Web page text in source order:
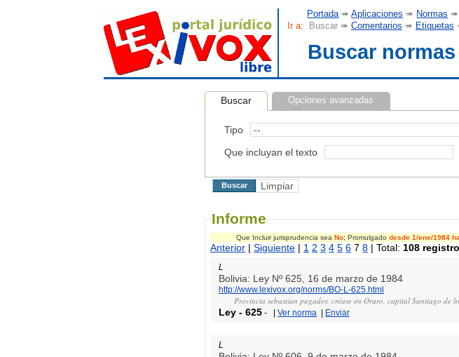
Portada ➠Aplicaciones ➠ Normas ➠
Ir a: Buscar ➠ Comentarios ➠ Etiquetas
Buscar normas
Buscar Opciones avanzadas
Tipo
Que incluyan el texto
Informe
Que Incluir jurisprudencia sea No; Promulgado desde 1/ene/1984
Anterior |Siguiente | 1 2 3 4 5 6 78 | Total: 108
L
Bolivia: Ley Nº 625, 16 de marzo de 1984
http://www.lexivox.org/norms/BO-L-625.html
Provincia sebastian pagador, créase en Oruro, capital Santiago de
Ley -625 - |Ver norma Enviar
L